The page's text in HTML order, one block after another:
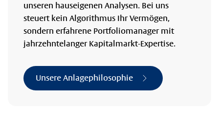
unseren hauseigenen Analysen. Bei uns
steuert kein Algorithmus Ihr Vermögen,
sondern erfahrene Portfoliomanager mit
jahrzehntelanger Kapitalmarkt-Expertise.
Unsere Anlagephilosophie